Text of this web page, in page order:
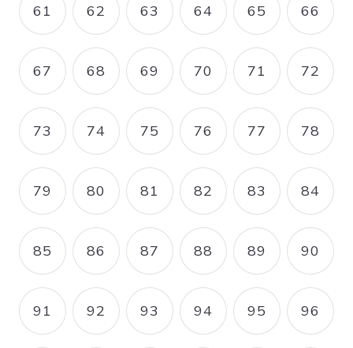
PAGE
61 PAGE
62 PAGE
63 PAGE
64 PAGE
65 PAGE
66
PAGE
67 PAGE
68 PAGE
69 PAGE
70 PAGE
71 PAGE
72
PAGE
73 PAGE
74 PAGE
75 PAGE
76 PAGE
77 PAGE
78
PAGE
79 PAGE
80 PAGE
81 PAGE
82 PAGE
83 PAGE
84
PAGE
85 PAGE
86 PAGE
87 PAGE
88 PAGE
89 PAGE
90
PAGE
91 PAGE
92 PAGE
93 PAGE
94 PAGE
95 PAGE
96